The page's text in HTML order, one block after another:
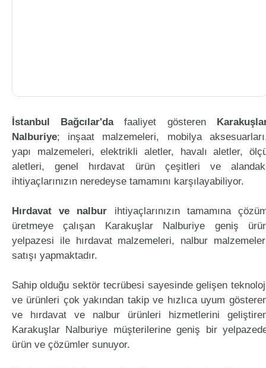
İstanbul Bağcılar'dafaaliyet gösteren
Nalburiye; inşaat malzemeleri, mobilya
yapı malzemeleri, elektrikli aletler, havalı aletler,
aletleri, genel hırdavat ürün çeşitleri ve
ihtiyaçlarınızın neredeyse tamamını karşılayabiliyor.
Hırdavat ve nalbur ihtiyaçlarınızın tamamına
üretmeye çalışan Karakuşlar Nalburiye geniş
yelpazesi ile hırdavat malzemeleri, nalbur
satışı yapmaktadır.
Sahip olduğu sektör tecrübesi sayesinde gelişen
ve ürünleri çok yakından takip ve hızlıca uyum
ve hırdavat ve nalbur ürünleri hizmetlerini
Karakuşlar Nalburiye müşterilerine geniş bir
ürün ve çözümler sunuyor.